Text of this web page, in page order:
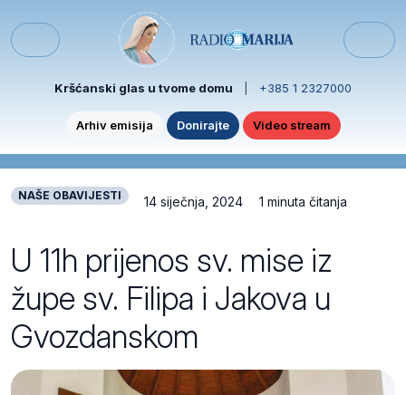
Menu
Kršćanski glas u tvome domu +385 1 2327000
Arhiv emisija Donirajte Video stream
NAŠE OBAVIJESTI 14 siječnja, 2024 1 minuta čitanja
U 11h prijenos sv. mise iz
župe sv. Filipa i Jakova u
Gvozdanskom